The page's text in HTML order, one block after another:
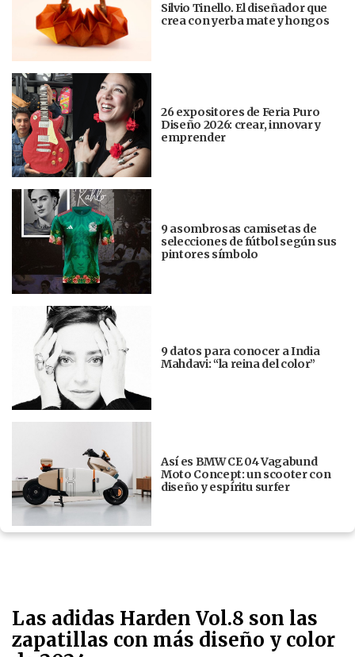
Silvio Tinello. El diseñador que
crea con yerba mate y hongos
26 expositores de Feria Puro
Diseño 2026: crear, innovar y
emprender
9 asombrosas camisetas de
selecciones de fútbol según sus
pintores símbolo
9 datos para conocer a India
Mahdavi: “la reina del color”
Así es BMW CE 04 Vagabund
Moto Concept: un scooter con
diseño y espíritu surfer
Las adidas Harden Vol.8 son las
zapatillas con más diseño y color